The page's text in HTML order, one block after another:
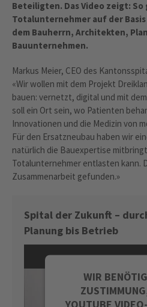
Beteiligten. Das Video zeigt: So
Totalunternehmer auf der Basis
dem Bauherrn, Architekten,
Bauunternehmen.
Markus Meier, CEO des
«Wir wollen mit dem Projekt
bauen: vernetzt, digital und mit
soll ein Ort sein, wo Patienten
Innovationen und die Medizin von
Für den Ersatzneubau haben wir
natürlich die Bauexpertise
Totalunternehmer entlasten kann.
Zusammenarbeit gefunden.»
Spital der Zukunft –
Planung bis Betrieb
WIR
YOUTUBE